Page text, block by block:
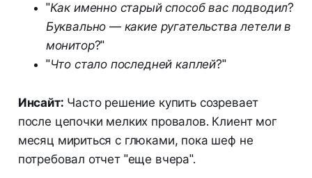
"Как именно старый способ вас подводил?
Буквально — какие ругательства летели в
монитор?"
"Что стало последней каплей?"
Инсайт: Часто решение купить созревает
после цепочки мелких провалов. Клиент мог
месяц мириться с глюками, пока шеф не
потребовал отчет "еще вчера".